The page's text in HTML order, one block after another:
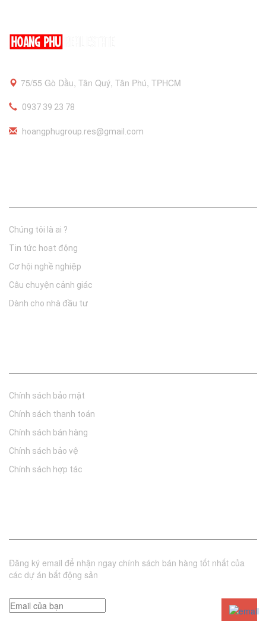
75/55 Gò Dầu, Tân Quý, Tân Phú, TPHCM
0937 39 23 78
hoangphugroup.res@gmail.com
Chúng tôi là ai ?
Tin tức hoạt động
Cơ hội nghề nghiệp
Câu chuyện cảnh giác
Dành cho nhà đầu tư
Chính sách bảo mật
Chính sách thanh toán
Chính sách bán hàng
Chính sách bảo vệ
Chính sách hợp tác
Đăng ký email để nhận ngay chính sách bán hàng tốt nhất của
các dự án bất động sản